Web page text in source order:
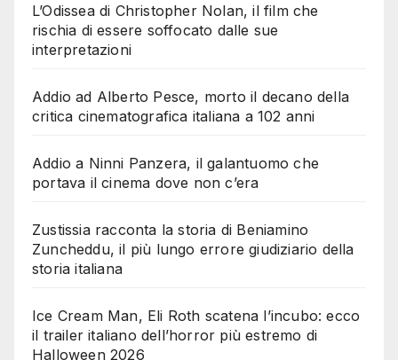
L’Odissea di Christopher Nolan, il film che
rischia di essere soffocato dalle sue
interpretazioni
Addio ad Alberto Pesce, morto il decano della
critica cinematografica italiana a 102 anni
Addio a Ninni Panzera, il galantuomo che
portava il cinema dove non c’era
Zustissia racconta la storia di Beniamino
Zuncheddu, il più lungo errore giudiziario della
storia italiana
Ice Cream Man, Eli Roth scatena l’incubo: ecco
il trailer italiano dell’horror più estremo di
Halloween 2026